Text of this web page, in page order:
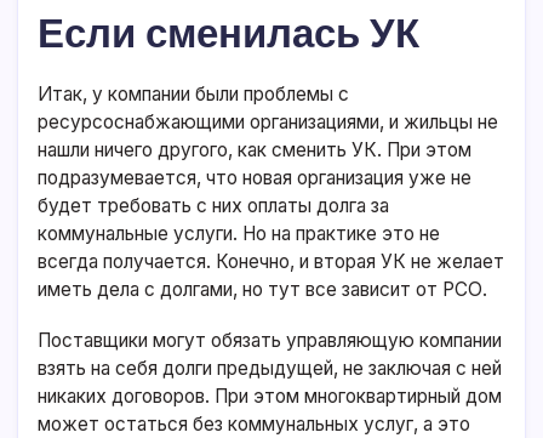
Если сменилась УК
Итак, у компании были проблемы с
ресурсоснабжающими организациями, и жильцы не
нашли ничего другого, как сменить УК. При этом
подразумевается, что новая организация уже не
будет требовать с них оплаты долга за
коммунальные услуги. Но на практике это не
всегда получается. Конечно, и вторая УК не желает
иметь дела с долгами, но тут все зависит от РСО.
Поставщики могут обязать управляющую компании
взять на себя долги предыдущей, не заключая с ней
никаких договоров. При этом многоквартирный дом
может остаться без коммунальных услуг, а это